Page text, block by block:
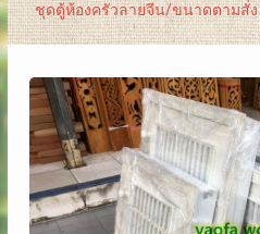
ชุดตู้ห้องครัวลายจีน/ขนาดตามสั่ง